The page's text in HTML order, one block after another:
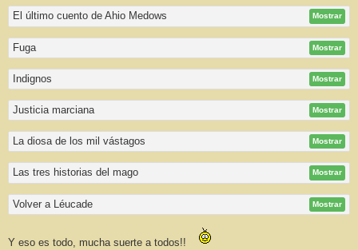
El último cuento de Ahio Medows Mostrar
Fuga Mostrar
Indignos Mostrar
Justicia marciana Mostrar
La diosa de los mil vástagos Mostrar
Las tres historias del mago Mostrar
Volver a Léucade Mostrar
Y eso es todo, mucha suerte a todos!!